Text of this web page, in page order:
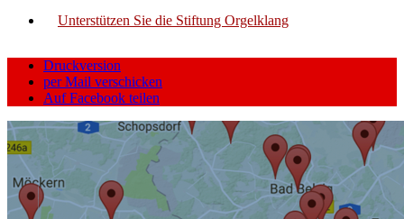
Unterstützen Sie die Stiftung Orgelklang
Druckversion
per Mail verschicken
Auf Facebook teilen